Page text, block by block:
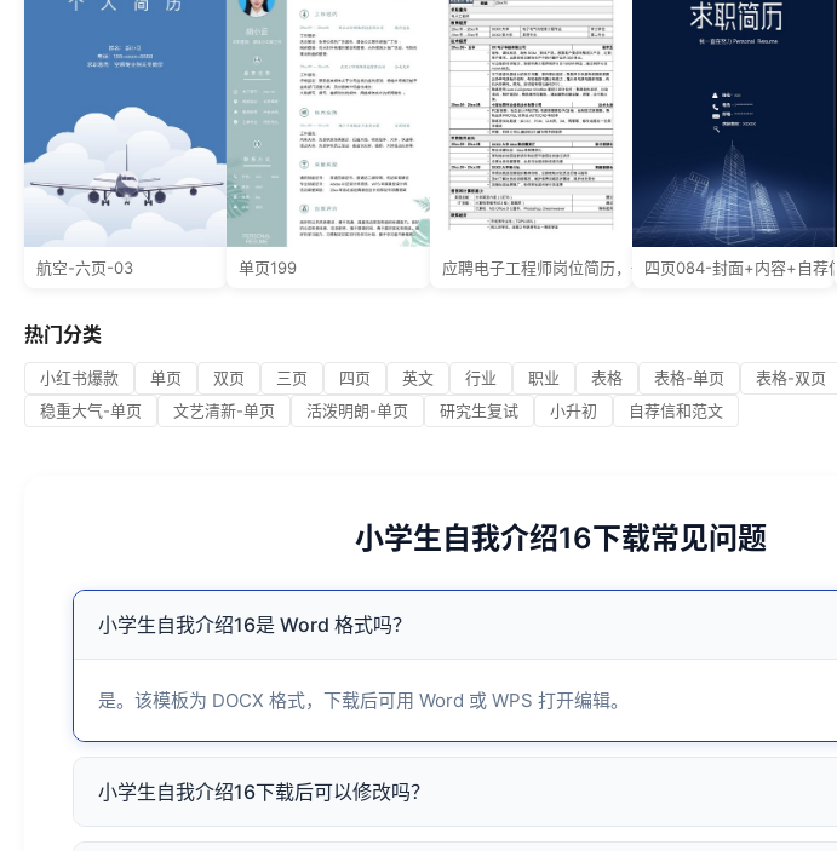
航空-六页-03 单页199 应聘电子工程师岗位简历，一页式表格四页084-封面+内容+自荐信
热门分类
小红书爆款 单页 双页 三页 四页 英文 行业 职业 表格 表格-单页 表格-双页
稳重大气-单页
文艺清新-单页 活泼明朗-单页 研究生复试 小升初 自荐信和范文
小学生自我介绍16下载常见问题
小学生自我介绍16是 Word 格式吗？
是。该模板为 DOCX 格式，下载后可用 Word 或 WPS 打开编辑。
小学生自我介绍16下载后可以修改吗？